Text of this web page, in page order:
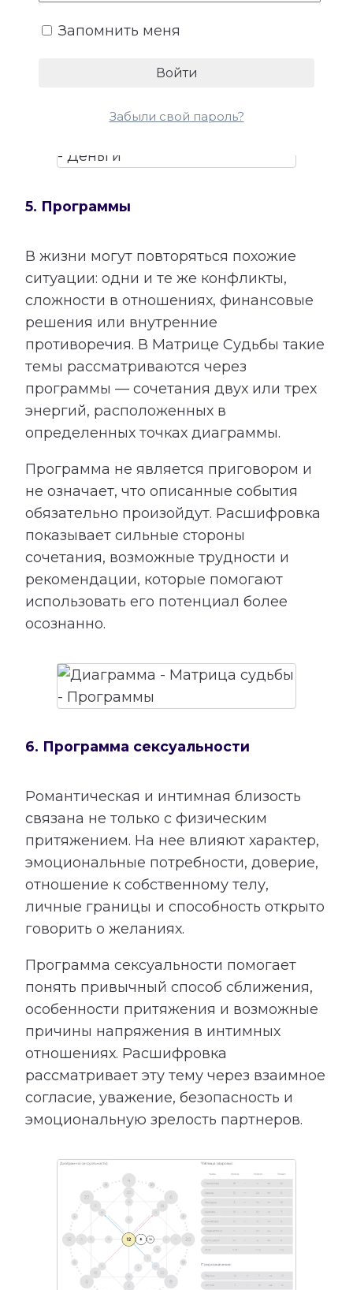
каких направлениях способности могут
но и материальный результат.
5. Программы
В жизни могут повторяться похожие
ситуации: одни и те же конфликты,
сложности в отношениях, финансовые
решения или внутренние
противоречия. В Матрице Судьбы такие
темы рассматриваются через
программы — сочетания двух или трех
энергий, расположенных в
определенных точках диаграммы.
Программа не является приговором и
не означает, что описанные события
обязательно произойдут. Расшифровка
показывает сильные стороны
сочетания, возможные трудности и
рекомендации, которые помогают
использовать его потенциал более
осознанно.
6. Программа сексуальности
Романтическая и интимная близость
связана не только с физическим
притяжением. На нее влияют характер,
эмоциональные потребности, доверие,
отношение к собственному телу,
личные границы и способность открыто
говорить о желаниях.
Программа сексуальности помогает
понять привычный способ сближения,
особенности притяжения и возможные
причины напряжения в интимных
отношениях. Расшифровка
рассматривает эту тему через взаимное
согласие, уважение, безопасность и
эмоциональную зрелость партнеров.
Запомнить меня
Забыли свой пароль?